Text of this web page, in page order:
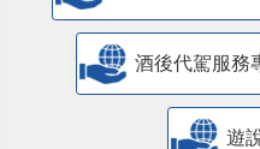
酒後代駕服務
遊